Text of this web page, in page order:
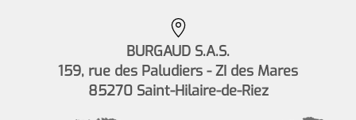
BURGAUD S.A.S.
159, rue des Paludiers - ZI des Mares
85270 Saint-Hilaire-de-Riez